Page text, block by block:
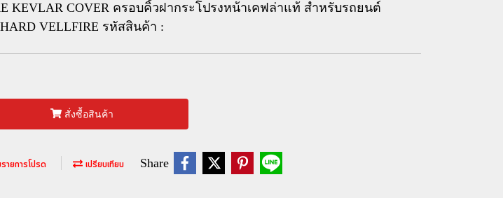
KEVLAR COVER ครอบคิ้วฝากระโปรงหน้าเคฟล่าแท้ สำหรับรถยนต์
VELLFIRE รหัสสินค้า :
สั่งซื้อสินค้า
ายการโปรด เปรียบเทียบ Share